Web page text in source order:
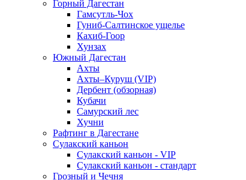
Горный Дагестан
Гамсутль-Чох
Гуниб-Салтинское ущелье
Кахиб-Гоор
Хунзах
Южный Дагестан
Ахты
Ахты–Куруш (VIP)
Дербент (обзорная)
Кубачи
Самурский лес
Хучни
Рафтинг в Дагестане
Сулакский каньон
Сулакский каньон - VIP
Сулакский каньон - стандарт
Грозный и Чечня